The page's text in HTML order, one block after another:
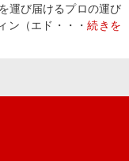
運び届けるプロの運び
ン（エド・・・続きを